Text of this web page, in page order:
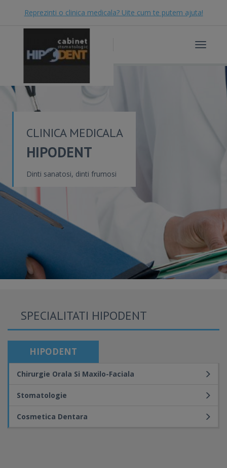
Reprezinti o clinica medicala? Uite cum te putem ajuta!
Toggle
CLINICA MEDICALA
HIPODENT
Dinti sanatosi, dinti frumosi
SPECIALITATI HIPODENT
HIPODENT
Chirurgie Orala Si Maxilo-Faciala
Stomatologie
Cosmetica Dentara